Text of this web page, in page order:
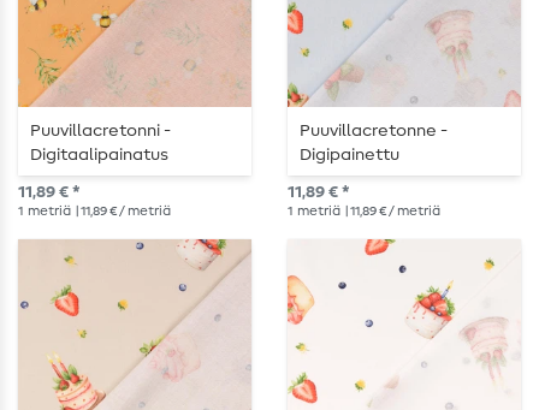
Puuvillacretonni -
Digitaalipainatus
Kimalaiset ja Marjat
Persikka
11,89 € *
1 metriä | 11,89 € / metriä
Puuvillacretonne -
Digipainettu
Vaaleansininen
Kakkukuvio
11,89 € *
1 metriä | 11,89 € / metriä